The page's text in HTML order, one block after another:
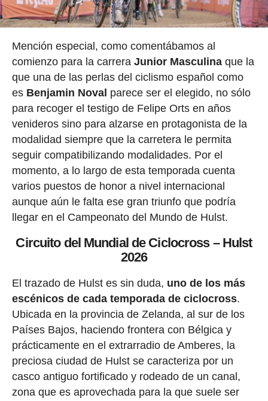
Mención especial, como comentábamos al
comienzo para la carreraJunior Masculinaque la
que una de las perlas del ciclismo español como
esBenjamin Noval parece ser el elegido, no sólo
para recoger el testigo de Felipe Orts en años
venideros sino para alzarse en protagonista de la
modalidad siempre que la carretera le permita
seguir compatibilizando modalidades. Por el
momento, a lo largo de esta temporada cuenta
varios puestos de honor a nivel internacional
aunque aún le falta ese gran triunfo que podría
llegar en el Campeonato del Mundo de Hulst.
Circuito del Mundial de Ciclocross – Hulst
2026
El trazado de Hulst es sin duda, uno de los más
escénicos de cada temporada de ciclocross.
Ubicada en la provincia de Zelanda, al sur de los
Países Bajos, haciendo frontera con Bélgica y
prácticamente en el extrarradio de Amberes, la
preciosa ciudad de Hulst se caracteriza por un
casco antiguo fortificado y rodeado de un canal,
zona que es aprovechada para la que suele ser